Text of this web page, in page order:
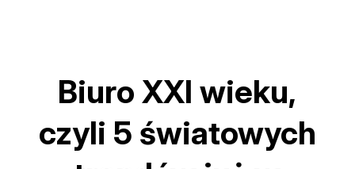
Biuro XXI wieku,
czyli 5 światowych